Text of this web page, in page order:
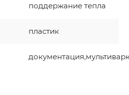
поддержание тепла
пластик